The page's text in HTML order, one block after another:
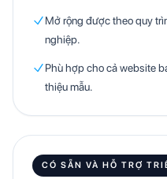
Mở rộng được theo quy
nghiệp.
Phù hợp cho cả website
thiệu mẫu.
CÓ SẴN VÀ HỖ TRỢ